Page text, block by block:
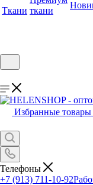
Ткани ткани
Избранные товары
Телефоны
+7 (913) 711-10-92